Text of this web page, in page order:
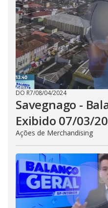
DO R7/08/04/2024
Savegnago -
Exibido 07/03/
Ações de Merchandising